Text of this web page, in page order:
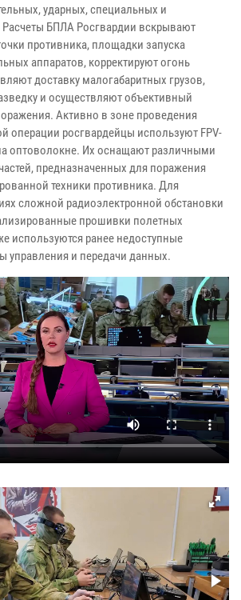
ударных, специальных и
Расчеты БПЛА Росгвардии вскрывают
противника, площадки запуска
аппаратов, корректируют огонь
доставку малогабаритных грузов,
и осуществляют объективный
Активно в зоне проведения
операции росгвардейцы используют FPV-
оптоволокне. Их оснащают различными
предназначенных для поражения
техники противника. Для
сложной радиоэлектронной обстановки
прошивки полетных
используются ранее недоступные
управления и передачи данных.